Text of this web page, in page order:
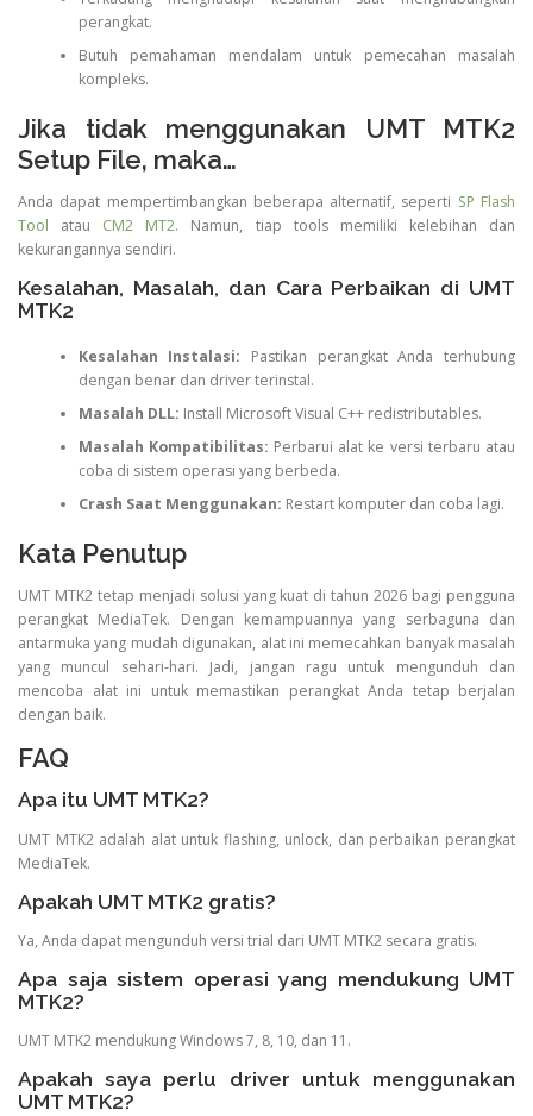
perangkat.
Butuh pemahaman mendalam untuk pemecahan masalah
kompleks.
Jika tidak menggunakan UMT MTK2
Setup File, maka…
Anda dapat mempertimbangkan beberapa alternatif, seperti SP Flash
Tool atau CM2 MT2. Namun, tiap tools memiliki kelebihan dan
kekurangannya sendiri.
Kesalahan, Masalah, dan Cara Perbaikan di UMT
MTK2
Kesalahan Instalasi: Pastikan perangkat Anda terhubung
dengan benar dan driver terinstal.
Masalah DLL: Install Microsoft Visual C++ redistributables.
Masalah Kompatibilitas: Perbarui alat ke versi terbaru atau
coba di sistem operasi yang berbeda.
Crash Saat Menggunakan: Restart komputer dan coba lagi.
Kata Penutup
UMT MTK2 tetap menjadi solusi yang kuat di tahun 2026 bagi pengguna
perangkat MediaTek. Dengan kemampuannya yang serbaguna dan
antarmuka yang mudah digunakan, alat ini memecahkan banyak masalah
yang muncul sehari-hari. Jadi, jangan ragu untuk mengunduh dan
mencoba alat ini untuk memastikan perangkat Anda tetap berjalan
dengan baik.
FAQ
Apa itu UMT MTK2?
UMT MTK2 adalah alat untuk flashing, unlock, dan perbaikan perangkat
MediaTek.
Apakah UMT MTK2 gratis?
Ya, Anda dapat mengunduh versi trial dari UMT MTK2 secara gratis.
Apa saja sistem operasi yang mendukung UMT
MTK2?
UMT MTK2 mendukung Windows 7, 8, 10, dan 11.
Apakah saya perlu driver untuk menggunakan
UMT MTK2?